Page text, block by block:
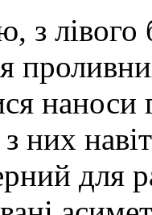
з
з них
для